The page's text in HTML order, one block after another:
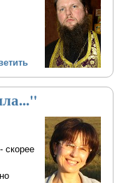
скорее